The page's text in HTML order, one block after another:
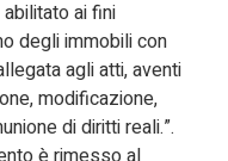
ai fini
degli immobili con
agli atti, aventi
modificazione,
di diritti reali.”.